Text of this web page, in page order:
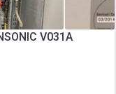
V031A